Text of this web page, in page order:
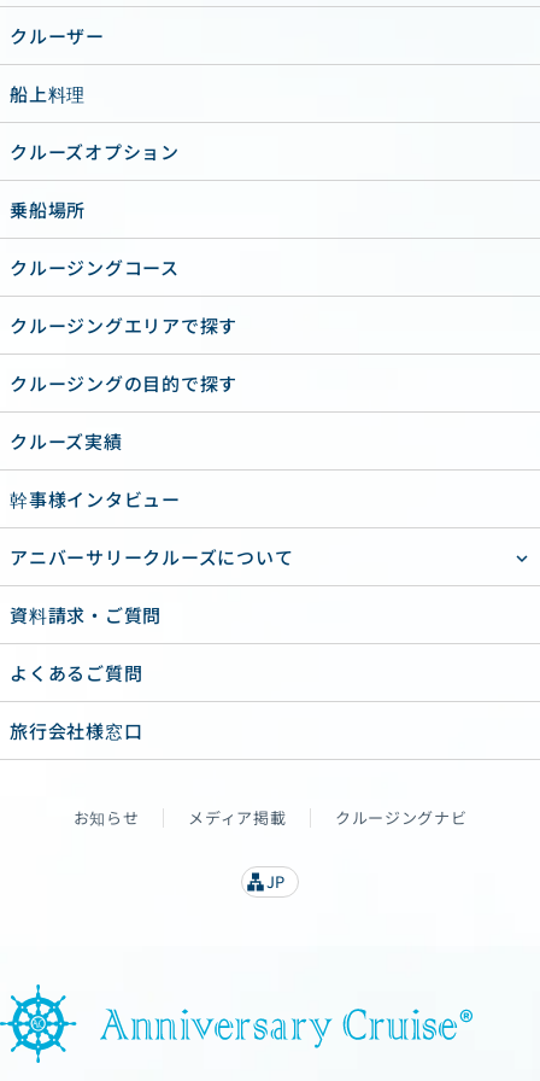
クルーザー
船上料理
クルーズオプション
乗船場所
クルージングコース
クルージングエリアで探す
クルージングの目的で探す
クルーズ実績
幹事様インタビュー
アニバーサリークルーズについて
資料請求・ご質問
よくあるご質問
旅行会社様窓口
お知らせ メディア掲載 クルージングナビ
lan
g
JP